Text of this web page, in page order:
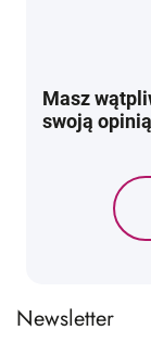
Masz
swoją
Newsletter